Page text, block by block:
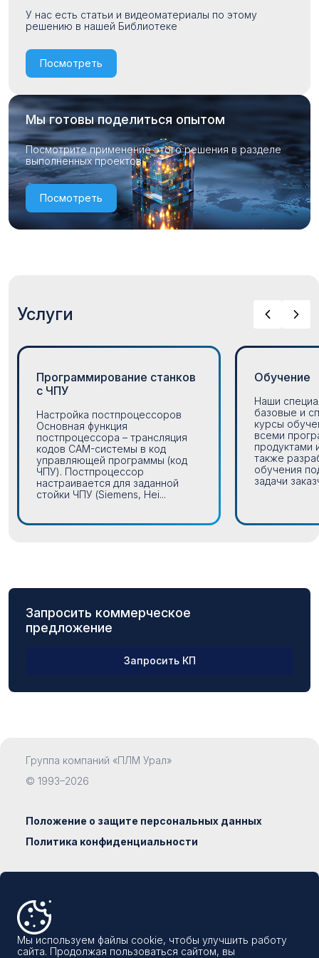
У нас есть статьи и видеоматериалы по этому
решению в нашей Библиотеке
Посмотреть
Мы готовы поделиться опытом
Посмотрите применение этого решения в разделе
выполненных проектов
Посмотреть
Услуги
Программирование станков
с ЧПУ
Настройка постпроцессоров
Основная функция
постпроцессора – трансляция
кодов CAM-системы в код
управляющей программы (код
ЧПУ). Постпроцессор
настраивается для заданной
стойки ЧПУ (Siemens, Hei...
Обучение
Наши
базовые и
курсы
всеми
продуктами
также
обучения
задачи
Запросить коммерческое
предложение
Запросить КП
Компания
Email
Мы используем файлы cookie, чтобы улучшить работу
сайта. Продолжая пользоваться сайтом, вы
Группа компаний «ПЛМ Урал»
© 1993–2026
Положение о защите персональных данных
Политика конфиденциальности
8 800 500-19-93
info@plm-ural.ru